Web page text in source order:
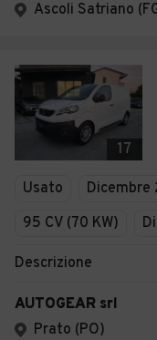
Ascoli Satriano
17
Usato Dicembre
95 CV (70 KW)
Descrizione
AUTOGEAR srl
Prato (PO)